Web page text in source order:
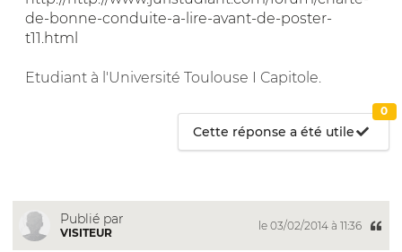
de-bonne-conduite-a-lire-avant-de-poster-
t11.html
Etudiant à l'Université Toulouse I Capitole.
Cette réponse a été utile
0
Publié par
VISITEUR
le 03/02/2014 à 11:36